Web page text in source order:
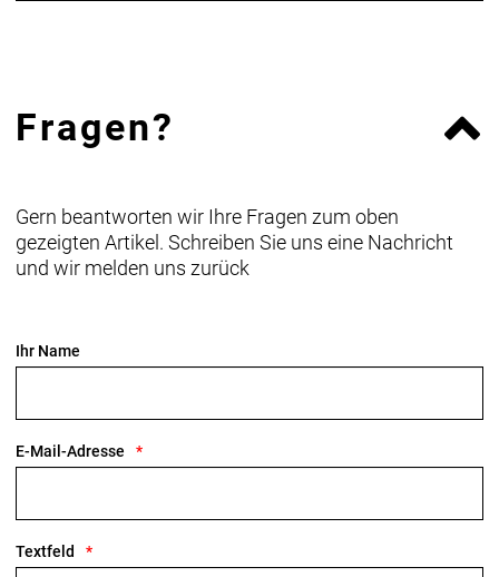
Fragen?
Gern beantworten wir Ihre Fragen zum oben
gezeigten Artikel. Schreiben Sie uns eine Nachricht
und wir melden uns zurück
Ihr Name
E-Mail-Adresse
Textfeld